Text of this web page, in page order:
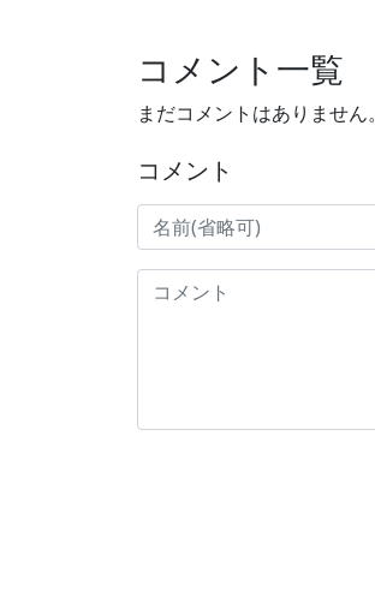
コメント一覧
まだコメントはありません。
コメント